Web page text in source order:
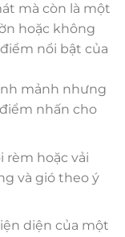
mà còn là một
hoặc không
nổi bật của
mảnh nhưng
nhấn cho
rèm hoặc vải
và gió theo ý
diện của một